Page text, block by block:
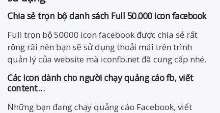
Chia sẻ trọn bộ danh sách Full 50.000 icon facebook
Full trọn bộ 50000 icon facebook được chia sẻ rất
rộng rãi nên bạn sẽ sử dụng thoải mái trên trình
quản lý của website mà iconfb.net đã cung cấp nhé.
Các icon dành cho người chạy quảng cáo fb, viết
content…
Những bạn đang chạy quảng cáo Facebook, viết